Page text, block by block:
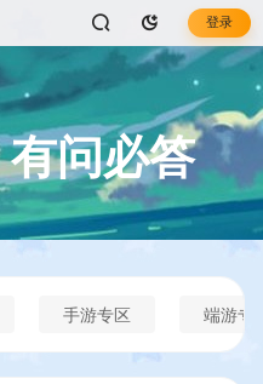
登录
有问必答
手游专区 端游专